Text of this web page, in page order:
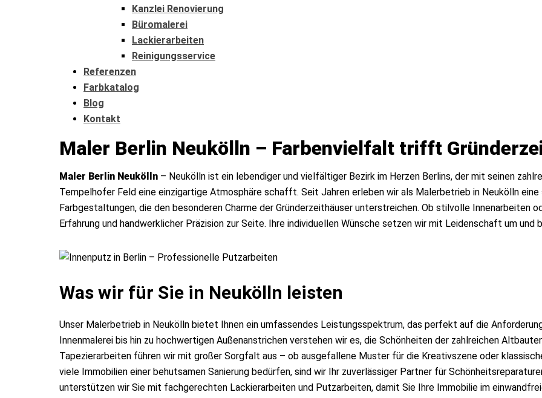
Kanzlei Renovierung
Büromalerei
Lackierarbeiten
Reinigungsservice
Referenzen
Farbkatalog
Blog
Kontakt
Maler Berlin Neukölln – Farbenvielfalt trifft
Maler Berlin Neukölln – Neukölln ist ein lebendiger und vielfältiger Bezirk im Herzen Berlins, der mit seinen
Tempelhofer Feld eine einzigartige Atmosphäre schafft. Seit Jahren erleben wir als Malerbetrieb in Neukölln
Farbgestaltungen, die den besonderen Charme der Gründerzeithäuser unterstreichen. Ob stilvolle Innenarbeiten
Erfahrung und handwerklicher Präzision zur Seite. Ihre individuellen Wünsche setzen wir mit Leidenschaft um und
Was wir für Sie in Neukölln leisten
Unser Malerbetrieb in Neukölln bietet Ihnen ein umfassendes Leistungsspektrum, das perfekt auf die
Innenmalerei bis hin zu hochwertigen Außenanstrichen verstehen wir es, die Schönheiten der zahlreichen
Tapezierarbeiten führen wir mit großer Sorgfalt aus – ob ausgefallene Muster für die Kreativszene oder
viele Immobilien einer behutsamen Sanierung bedürfen, sind wir Ihr zuverlässiger Partner für
unterstützen wir Sie mit fachgerechten Lackierarbeiten und Putzarbeiten, damit Sie Ihre Immobilie im